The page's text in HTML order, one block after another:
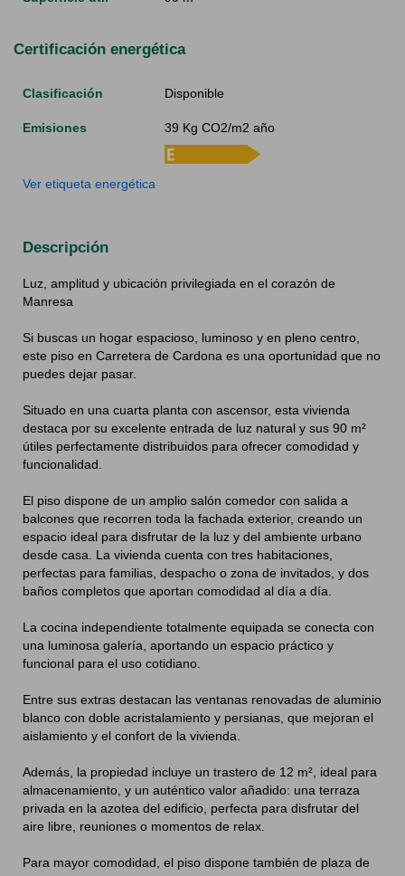
Certificación energética
Clasificación Disponible
Emisiones 39 Kg CO2/m2 año
Ver etiqueta energética
204 39
Descripción
Luz, amplitud y ubicación privilegiada en el corazón de
Manresa
Si buscas un hogar espacioso, luminoso y en pleno centro,
este piso en Carretera de Cardona es una oportunidad que no
puedes dejar pasar.
Situado en una cuarta planta con ascensor, esta vivienda
destaca por su excelente entrada de luz natural y sus 90 m²
útiles perfectamente distribuidos para ofrecer comodidad y
funcionalidad.
El piso dispone de un amplio salón comedor con salida a
balcones que recorren toda la fachada exterior, creando un
espacio ideal para disfrutar de la luz y del ambiente urbano
desde casa. La vivienda cuenta con tres habitaciones,
perfectas para familias, despacho o zona de invitados, y dos
baños completos que aportan comodidad al día a día.
La cocina independiente totalmente equipada se conecta con
una luminosa galería, aportando un espacio práctico y
funcional para el uso cotidiano.
Entre sus extras destacan las ventanas renovadas de aluminio
blanco con doble acristalamiento y persianas, que mejoran el
aislamiento y el confort de la vivienda.
Además, la propiedad incluye un trastero de 12 m², ideal para
almacenamiento, y un auténtico valor añadido: una terraza
privada en la azotea del edificio, perfecta para disfrutar del
aire libre, reuniones o momentos de relax.
Para mayor comodidad, el piso dispone también de plaza de